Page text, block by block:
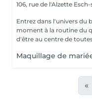
106, rue de l'Alzette
Entrez dans l'univers du
moment à la routine du quotidien.
d'être au centre de
Maquillage de
«